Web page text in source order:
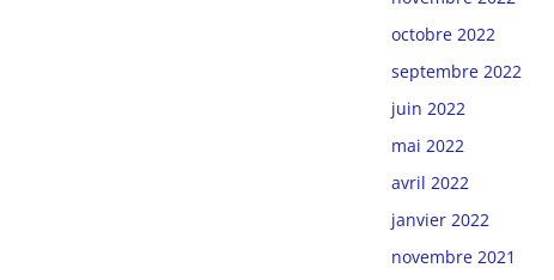
octobre 2022
septembre 2022
juin 2022
mai 2022
avril 2022
janvier 2022
novembre 2021